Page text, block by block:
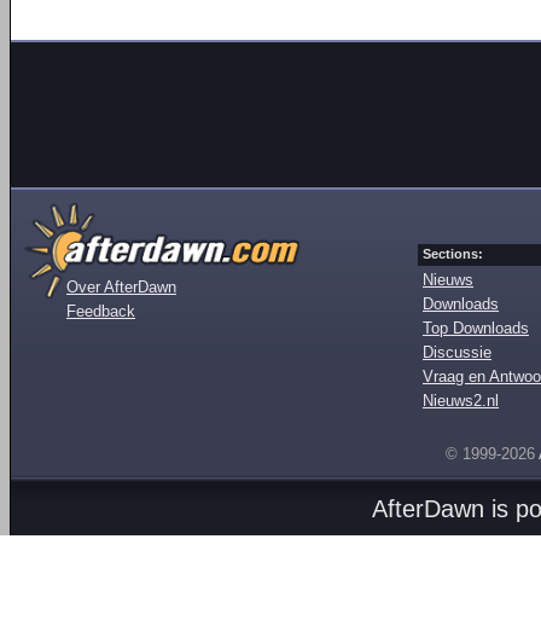
Over AfterDawn
Feedback
Sections:
Nieuws
Downloads
Top Downloads
Discussie
Vraag en
Nieuws2.nl
© 1999-2026
AfterDawn is